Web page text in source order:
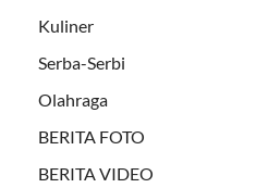
Kuliner
Serba-Serbi
Olahraga
BERITA FOTO
BERITA VIDEO